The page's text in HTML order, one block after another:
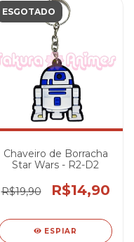
ESGOTADO
Chaveiro de Borracha
Star Wars - R2-D2
R$19,90 R$14,90
ESPIAR